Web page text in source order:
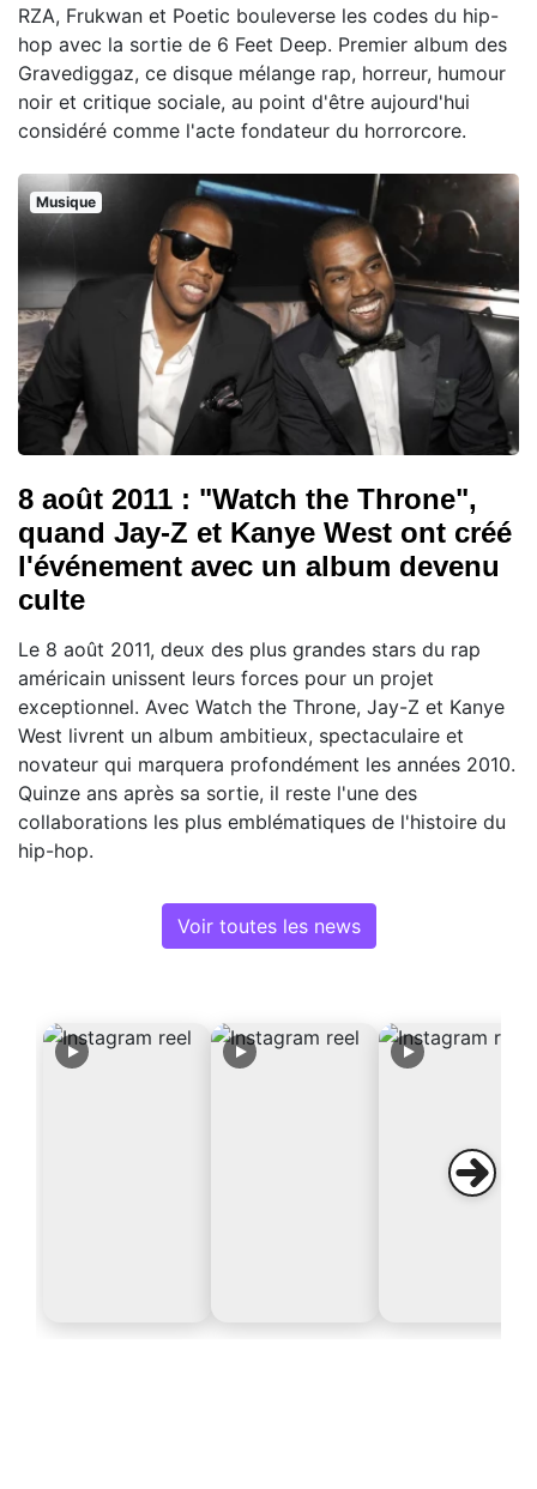
RZA, Frukwan et Poetic bouleverse les codes du hip-
hop avec la sortie de 6 Feet Deep. Premier album des
Gravediggaz, ce disque mélange rap, horreur, humour
noir et critique sociale, au point d'être aujourd'hui
considéré comme l'acte fondateur du horrorcore.
Musique
8 août 2011 : "Watch the Throne",
quand Jay-Z et Kanye West ont créé
l'événement avec un album devenu
culte
Le 8 août 2011, deux des plus grandes stars du rap
américain unissent leurs forces pour un projet
exceptionnel. Avec Watch the Throne, Jay-Z et Kanye
West livrent un album ambitieux, spectaculaire et
novateur qui marquera profondément les années 2010.
Quinze ans après sa sortie, il reste l'une des
collaborations les plus emblématiques de l'histoire du
hip-hop.
Voir toutes les news